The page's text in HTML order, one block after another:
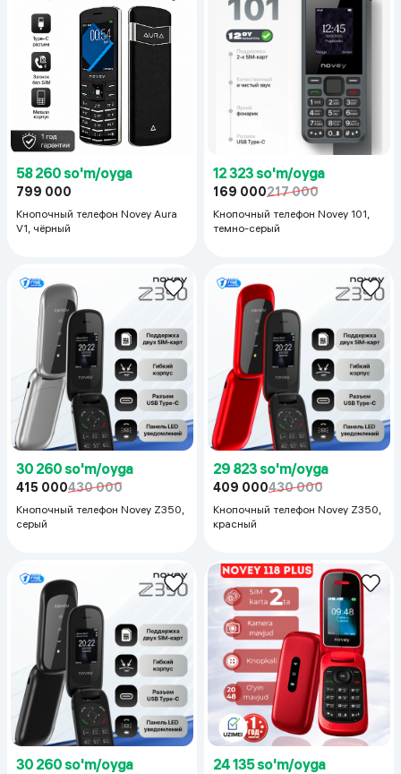
58 260 so'm/oyga
799 000
Кнопочный телефон Novey Aura
V1, чёрный
12 323 so'm/oyga
169 000217 000
Кнопочный телефон Novey 101,
темно-серый
30 260 so'm/oyga
415 000430 000
Кнопочный телефон Novey Z350,
серый
29 823 so'm/oyga
409 000430 000
Кнопочный телефон Novey Z350,
красный
30 260 so'm/oyga 24 135 so'm/oyga